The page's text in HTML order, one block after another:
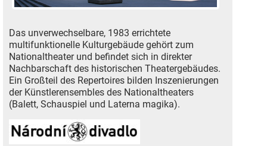
Das unverwechselbare, 1983 errichtete
multifunktionelle Kulturgebäude gehört zum
Nationaltheater und befindet sich in direkter
Nachbarschaft des historischen Theatergebäudes.
Ein Großteil des Repertoires bilden Inszenierungen
der Künstlerensembles des Nationaltheaters
(Balett, Schauspiel und Laterna magika).